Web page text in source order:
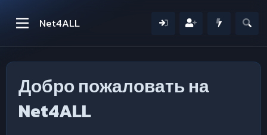
Net4ALL
Добро пожаловать на
Net4ALL